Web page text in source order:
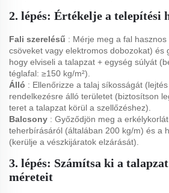
2. lépés: Értékelje a telepítési
Fali szerelésű : Mérje meg a fal
csöveket vagy elektromos dobozokat) és
hogy elviseli a talapzat + egység súlyát
téglafal: ≥150 kg/m²).
Álló : Ellenőrizze a talaj síkosságát
rendelkezésre álló területet (biztosítson
teret a talapzat körül a szellőzéshez).
Balcsony : Győződjön meg a
teherbírásáról (általában 200 kg/m) és a
(kerülje a vészkijáratok elzárását).
3. lépés: Számítsa ki a
méreteit